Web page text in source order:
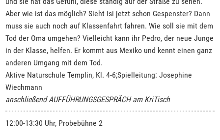
Aber wie ist das möglich? Sieht Isi jetzt schon Gespenster? Dann
muss sie auch noch auf Klassenfahrt fahren. Wie soll sie mit dem
Tod der Oma umgehen? Vielleicht kann ihr Pedro, der neue Junge
in der Klasse, helfen. Er kommt aus Mexiko und kennt einen ganz
anderen Umgang mit dem Tod.
Aktive Naturschule Templin, Kl. 4-6;Spielleitung: Josephine
Wiechmann
anschließend AUFFÜHRUNGSGESPRÄCH am KriTisch
12:00-13:30 Uhr, Probebühne 2